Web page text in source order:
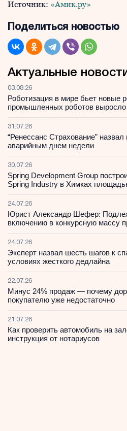
Источник: «Амик.ру»
Поделиться новостью
Актуальные
03.08.26
Роботизация в мире бьет новые
промышленных роботов выросло
31.07.26
“Ренессанс Страхование”
аварийным днем недели
30.07.26
Spring Development Group
Spring Industry в Химках
24.07.26
Юрист Александр Шефер:
включению в конкурсную массу
24.07.26
Эксперт назвал шесть шагов к
условиях жесткого дедлайна
22.07.26
Минус 24% продаж — почему
покупателю уже недостаточно
21.07.26
Как проверить автомобиль на
инструкция от нотариусов